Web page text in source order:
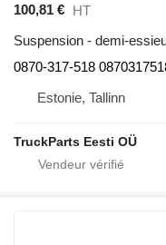
100,81 € HT
Suspension - demi-
0870-317-518
Estonie, Tallinn
TruckParts Eesti OÜ